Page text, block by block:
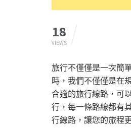
18
VIEWS
旅行不僅僅是一次簡
時，我們不僅僅是在
合適的旅行線路，可
行，每一條路線都有
行線路，讓您的旅程